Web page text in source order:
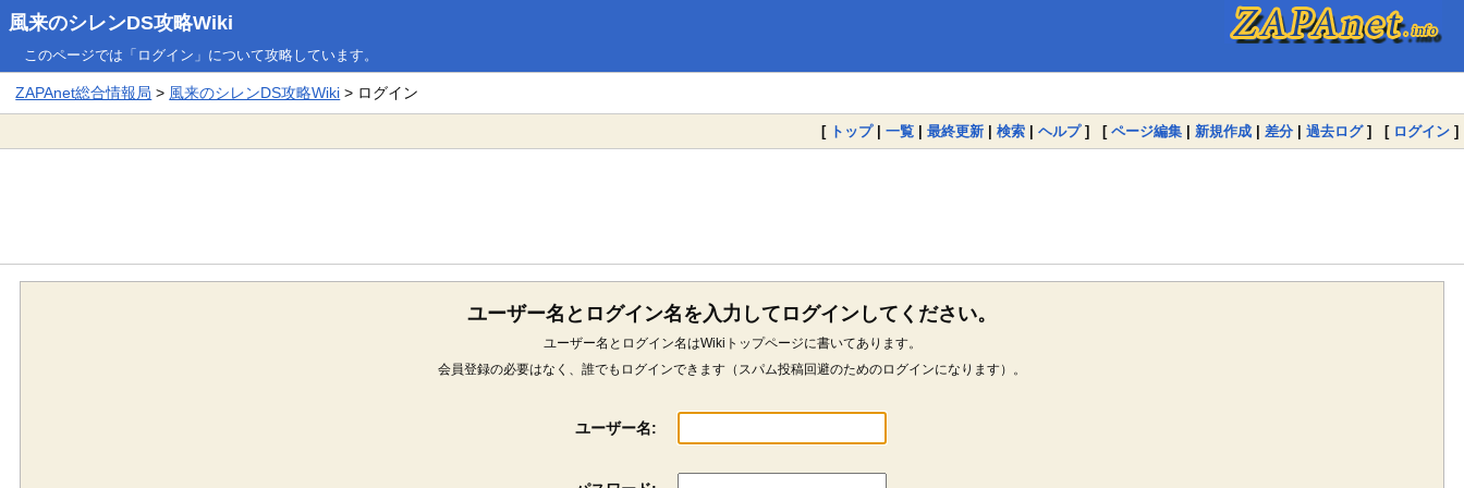
風来のシレンDS攻略Wiki
このページでは「ログイン」について攻略しています。
ZAPAnet総合情報局 > 風来のシレンDS攻略Wiki > ログイン
[ トップ| 一覧 | 最終更新 | 検索 | ヘルプ] [ ページ編集 | 新規作成 | 差分 | 過去ログ] [ ログイン ]
ユーザー名とログイン名を入力してログインしてください。
ユーザー名とログイン名はWikiトップページに書いてあります。
会員登録の必要はなく、誰でもログインできます（スパム投稿回避のためのログインになります）。
ユーザー名: